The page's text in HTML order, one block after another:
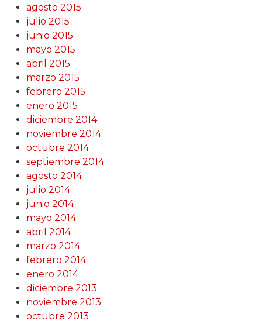
agosto 2015
julio 2015
junio 2015
mayo 2015
abril 2015
marzo 2015
febrero 2015
enero 2015
diciembre 2014
noviembre 2014
octubre 2014
septiembre 2014
agosto 2014
julio 2014
junio 2014
mayo 2014
abril 2014
marzo 2014
febrero 2014
enero 2014
diciembre 2013
noviembre 2013
octubre 2013